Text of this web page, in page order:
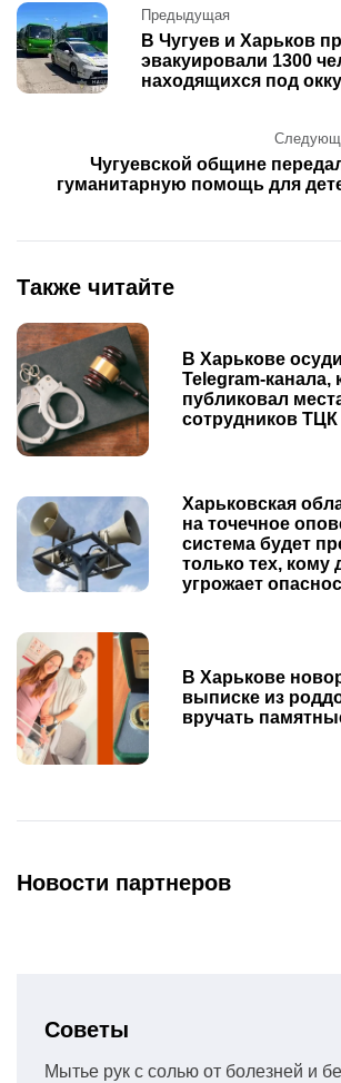
Post
navigation
Предыдущая
В Чугуев и Харьков
эвакуировали 1300
находящихся под
Чугуевской общине
гуманитарную помощь для
Также читайте
В Харькове
Telegram-канала,
публиковал
сотрудников ТЦК
Харьковская
на точечное
система будет
только тех, кому
угрожает
В Харькове
выписке из
вручать
Новости партнеров
Советы
Мытье рук с солью от болезней и